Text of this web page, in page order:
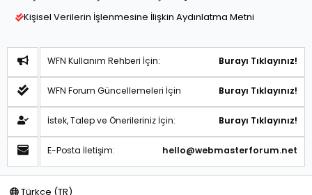
Kişisel Verilerin İşlenmesine İlişkin Aydınlatma Metni
WFN Kullanım Rehberi İçin: Burayı Tıklayınız!
WFN Forum Güncellemeleri İçin Burayı Tıklayınız!
İstek, Talep ve Önerileriniz İçin: Burayı Tıklayınız!
E-Posta İletişim: hello@webmasterforum.net
Türkçe (TR)